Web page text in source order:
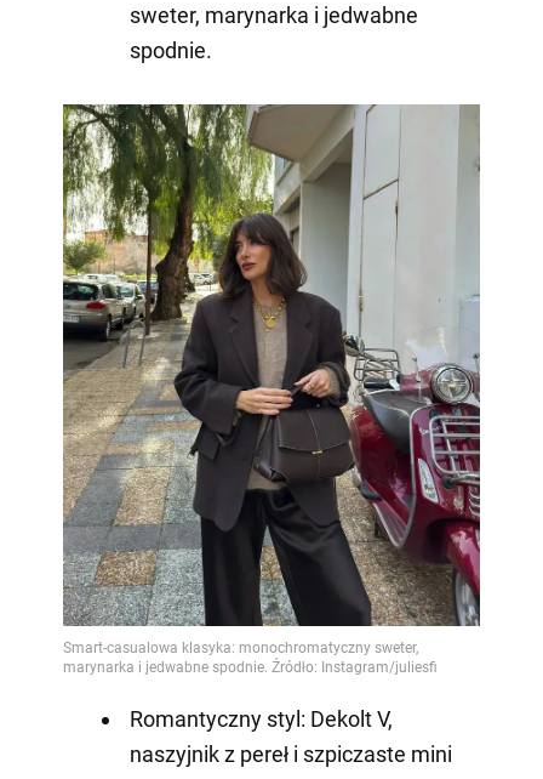
sweter, marynarka i jedwabne
spodnie.
Romantyczny styl: Dekolt V,
naszyjnik z pereł i szpiczaste mini